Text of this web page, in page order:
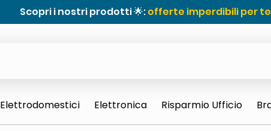
Scopri i nostri prodotti 🌟:offerte imperdibili per te
Elettrodomestici Elettronica Risparmio Ufficio